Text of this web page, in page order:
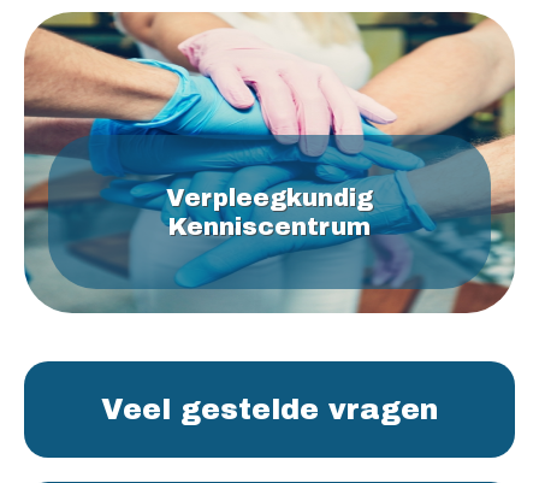
Verpleegkundig
Kenniscentrum
Veel gestelde vragen